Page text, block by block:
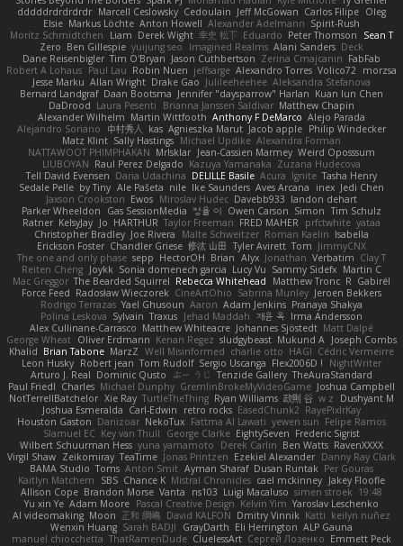
dddddrdrdrdrdr Marcell Ceslowsky Cedoulain Jeff McGowan Carlos Filipe Oleg
Elsie Markus Löchte Anton Howell Alexander Adelmann Spirit-Rush
Moritz Schmidtchen
Liam Derek Wight 幸史 松下 Eduardo Peter Thomson
Sean T
Zero Ben Gillespie yuijung seo Imagined Realms Alani Sanders Deck
Dane Reisenbigler Tim O'Bryan Jason Cuthbertson Zerina Cmajcanin FabFab
Robert A Lohaus Paul Lau Robin Nuen jeffsarge Alexandro Torres Volico72 morzsa
Jesse Marku Allan Wright Drake Gao Julileeheehee Aleksandra Stefanova
Bernard Landgraf Daan Bootsma Jennifer "daysparrow" Harlan Kuan lun Chen
DaDrood Laura Pesenti Brianna Janssen Saldivar Matthew Chapin
Alexander Wilhelm Martin Wittfooth Anthony F DeMarco Alejo Parada
Alejandro Soriano
中村秀人 kas Agnieszka Marut Jacob apple Philip Windecker
Matz Klint Sally Hastings Michael Updike Alexandra Forman
NATTAWOOT PHIMPHAKAN MrIsklar Jean-Cassien Marmey Weird Oposssum
LIUBOYAN Raul Perez Delgado Kazuya Yamanaka Zuzana Hudecova
Tell David Evensen Daria Udachina DELILLE Basile Acura .Ignite Tasha Henry
Sedale Pelle by Tiny Ale Pašeta nile Ike Saunders Aves Arcana inex Jedi Chen
Jaxson Crookston Ewos Miroslav Hudec Davebb933 landon dehart
Parker Wheeldon
Gas SessionMedia 정율 이 Owen Carson Simon Tim Schulz
Ratner KelsyJay Jo HARTHUR Taylor Freeman FRED MAHER prfctwhite yataa
Christopher Bradley Joe Rivera Malte Schweitzer Roman Kaelin Isabella
Erickson Foster Chandler Griese 修汰 山田 Tyler Avirett Tom JimmyCNX
The one and only phase sepp HectorOH Brian Alyx Jonathan Verbatim Clay T
Reiten Cheng Joykk Sonia domenech garcia Lucy Vu Sammy Sidefx Martin C
Mac Greggor The Bearded Squirrel Rebecca Whitehead Matthew Tronc R Gabirél
Force Feed Radosław Wieczorek CineArtOhio Sabrina Munley Jeroen Bekkers
Rodrigo Terrazas Yael Ghusoun Aaron Adam Jenkins Pranaya Shakya
Polina Leskova Sylvain Traxus Jehad Maddah 재윤 옥 Irma Andersson
Alex Cullinane-Carrasco Matthew Whiteacre Johannes Sjöstedt Matt Dalpé
George Wheat Oliver Erdmann Kenan Regez sludgybeast Mukund A Joseph Combs
Khalid Brian Tabone MarzZ Well Misinformed charlie otto HAGI Cédric Vermeirre
Leon Husky Robert jean Tom Rudolf Sergio Uscanga Flex2006D !
NightWriter
Arturo J. Real Dominic Qusto ぶー うじ Tenzide Gallery TheAuraStandard
Paul Friedl Charles Michael Dunphy GremlinBrokeMyVideoGame Joshua Campbell
NotTerrellBatchelor Xie Ray TurtleTheThing Ryan Williams 政則 谷 w z
Dushyant M
Joshua Esmeralda Carl-Edwin retro rocks EasedChunk2 RayePixlrKay
Houston Gaston Danizoar NekoTux Fattma Al Lawati yewen sun Felipe Ramos
Slamuel EC Key van Thull George Clarke EightySeven Frederic Sigrist
Wilbert Schuurman Hess yuna yamamoto Derek Carlin Ben Watts RavenXXXX
Virgil Shaw Zeikomiray TeaTime Jonas Printzen Ezekiel Alexander Danny Ray Clark
BAMA Studio Toms Anton Smit Ayman Sharaf Dusan Runtak Per Gouras
Kaitlyn Matchem
SBS Chance K Mistral Chronicles cael mckinney Jakey Floofle
Allison Cope Brandon Morse Vanta ns103 Luigi Macaluso simen stroek 19:48
Yu xin Ye Adam Moore Pascal Creative Design Kelvin Yim Yaroslav Leschenko
AI videomaking Moon 正和 綱嶋 David KALFON Dmitry Vinnik Katti keilyn nuñez
Wenxin Huang Sarah BADJI GrayDarth Eli Herrington ALP Gauna
manuel chiocchetta ThatRamenDude CluelessArt Cергей Лозенко Emmett Peck